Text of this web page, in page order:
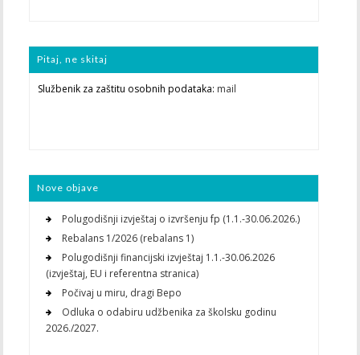
Pitaj, ne skitaj
Službenik za zaštitu osobnih podataka: mail
Nove objave
Polugodišnji izvještaj o izvršenju fp (1.1.-30.06.2026.)
Rebalans 1/2026 (rebalans 1)
Polugodišnji financijski izvještaj 1.1.-30.06.2026
(izvještaj, EU i referentna stranica)
Počivaj u miru, dragi Bepo
Odluka o odabiru udžbenika za školsku godinu
2026./2027.